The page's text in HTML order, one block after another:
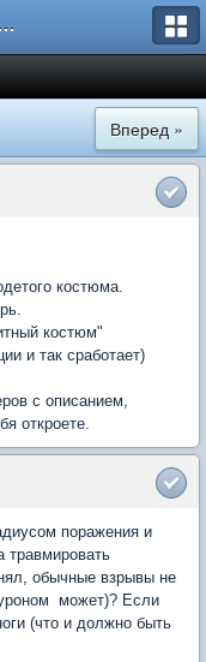
компьютерные игры мира
Вперед »
костюма.
костюм"
и так сработает)
с описанием,
откроете.
поражения и
травмировать
обычные взрывы не
 может)? Если
(что и должно быть